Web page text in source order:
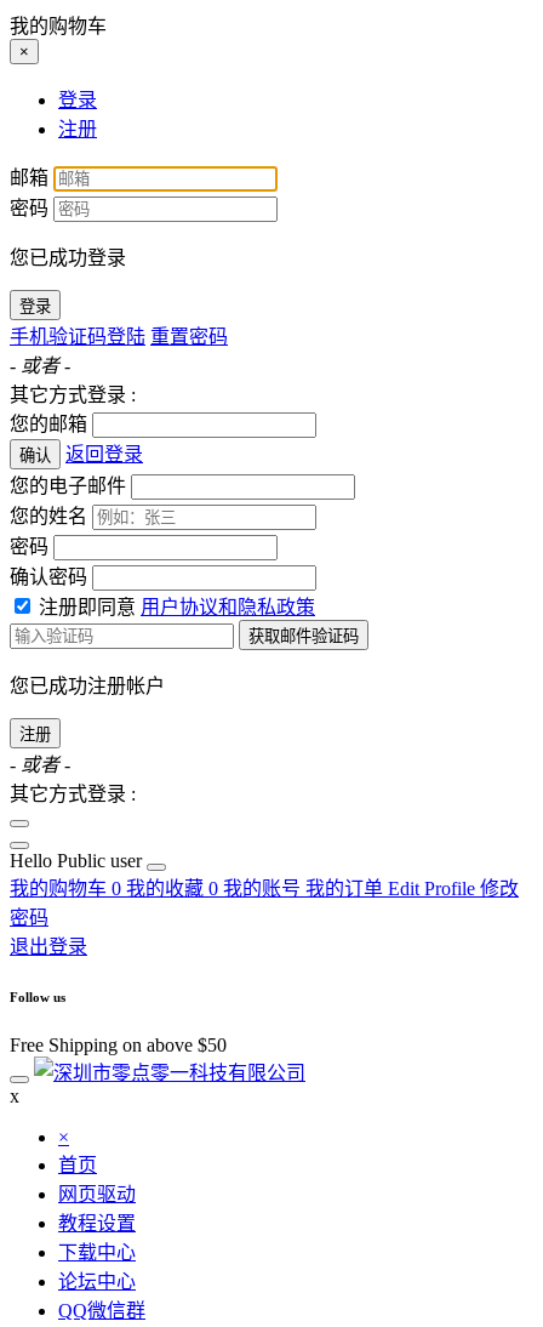
我的购物车
×
登录
注册
邮箱
密码
您已成功登录
登录
手机验证码登陆 重置密码
- 或者 -
其它方式登录 :
您的邮箱
确认
返回登录
您的电子邮件
您的姓名
密码
确认密码
注册即同意 用户协议和隐私政策
获取邮件验证码
您已成功注册帐户
注册
- 或者 -
其它方式登录 :
Hello Public user
我的购物车 0 我的收藏 0 我的账号 我的订单 Edit Profile 修改
密码
退出登录
Follow us
Free Shipping on above $50
x
×
首页
网页驱动
教程设置
下载中心
论坛中心
QQ微信群